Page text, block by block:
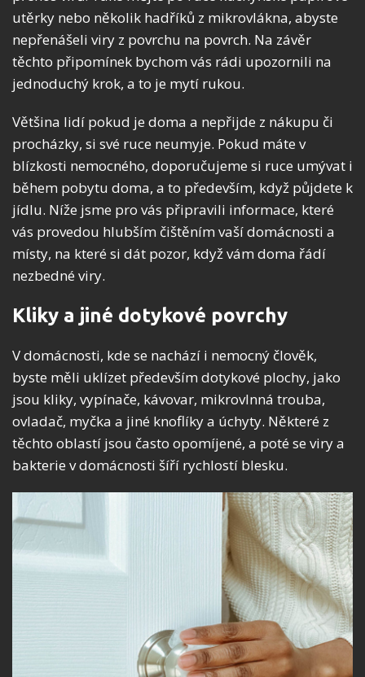
utěrky nebo několik hadříků z mikrovlákna, abyste
nepřenášeli viry z povrchu na povrch. Na závěr
těchto připomínek bychom vás rádi upozornili na
jednoduchý krok, a to je mytí rukou.
Většina lidí pokud je doma a nepřijde z nákupu či
procházky, si své ruce neumyje. Pokud máte v
blízkosti nemocného, doporučujeme si ruce umývat i
během pobytu doma, a to především, když půjdete k
jídlu. Níže jsme pro vás připravili informace, které
vás provedou hlubším čištěním vaší domácnosti a
místy, na které si dát pozor, když vám doma řádí
nezbedné viry.
Kliky a jiné dotykové povrchy
V domácnosti, kde se nachází i nemocný člověk,
byste měli uklízet především dotykové plochy, jako
jsou kliky, vypínače, kávovar, mikrovlnná trouba,
ovladač, myčka a jiné knoflíky a úchyty. Některé z
těchto oblastí jsou často opomíjené, a poté se viry a
bakterie v domácnosti šíří rychlostí blesku.